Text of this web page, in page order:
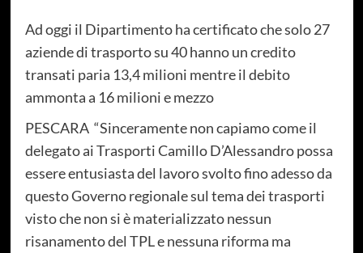
Ad oggi il Dipartimento ha certificato che solo 27
aziende di trasporto su 40 hanno un credito
transati paria 13,4 milioni mentre il debito
ammonta a 16 milioni e mezzo
PESCARA “Sinceramente non capiamo come il
delegato ai Trasporti Camillo D’Alessandro possa
essere entusiasta del lavoro svolto fino adesso da
questo Governo regionale sul tema dei trasporti
visto che non si è materializzato nessun
risanamento del TPL e nessuna riforma ma